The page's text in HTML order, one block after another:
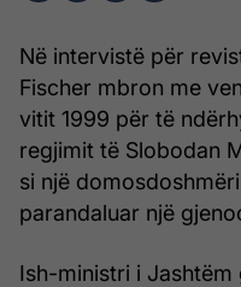
Në intervistë për
Fischer mbron me
vitit 1999 për të
regjimit të Slobodan
si një
parandaluar një
Ish-ministri i Jashtëm